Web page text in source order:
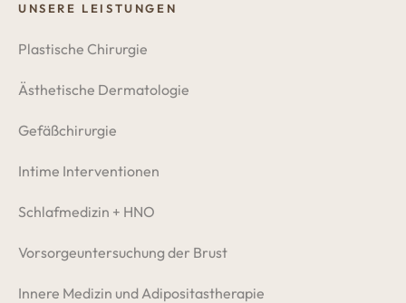
UNSERE LEISTUNGEN
Plastische Chirurgie
Ästhetische Dermatologie
Gefäßchirurgie
Intime Interventionen
Schlafmedizin + HNO
Vorsorgeuntersuchung der Brust
Innere Medizin und Adipositastherapie